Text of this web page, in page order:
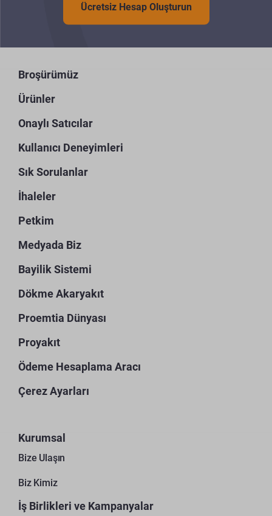
Ücretsiz Hesap Oluşturun
Broşürümüz
Ürünler
Onaylı Satıcılar
Kullanıcı Deneyimleri
Sık Sorulanlar
İhaleler
Petkim
Medyada Biz
Bayilik Sistemi
Dökme Akaryakıt
Proemtia Dünyası
Proyakıt
Ödeme Hesaplama Aracı
Çerez Ayarları
Kurumsal
Bize Ulaşın
Biz Kimiz
İş Birlikleri ve Kampanyalar